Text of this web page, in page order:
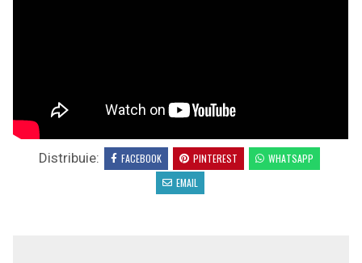
Distribuie: FACEBOOK PINTEREST
WHATSAPP
EMAIL